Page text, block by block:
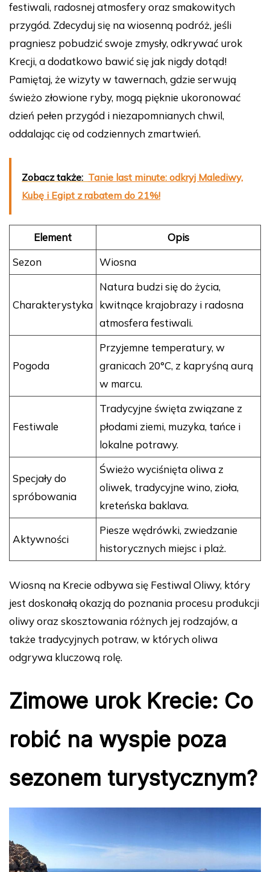
festiwali, radosnej atmosfery oraz smakowitych
przygód. Zdecyduj się na wiosenną podróż, jeśli
pragniesz pobudzić swoje zmysły, odkrywać urok
Krecji, a dodatkowo bawić się jak nigdy dotąd!
Pamiętaj, że wizyty w tawernach, gdzie serwują
świeżo złowione ryby, mogą pięknie ukoronować
dzień pełen przygód i niezapomnianych chwil,
oddalając cię od codziennych zmartwień.
Zobacz także: Tanie last minute: odkryj Malediwy,
Kubę i Egipt z rabatem do 21%!
Element
Opis
Sezon
Wiosna
Charakterystyka
Natura budzi się do życia,
kwitnące krajobrazy i radosna
atmosfera festiwali.
Pogoda
Przyjemne temperatury, w
granicach 20°C, z kapryśną aurą
w marcu.
Festiwale
Tradycyjne święta związane z
płodami ziemi, muzyka, tańce i
lokalne potrawy.
Specjały do
spróbowania
Świeżo wyciśnięta oliwa z
oliwek, tradycyjne wino, zioła,
kreteńska baklava.
Aktywności
Piesze wędrówki, zwiedzanie
historycznych miejsc i plaż.
Wiosną na Krecie odbywa się Festiwal Oliwy, który
jest doskonałą okazją do poznania procesu produkcji
oliwy oraz skosztowania różnych jej rodzajów, a
także tradycyjnych potraw, w których oliwa
odgrywa kluczową rolę.
Zimowe urok Krecie: Co
robić na wyspie poza
sezonem turystycznym?